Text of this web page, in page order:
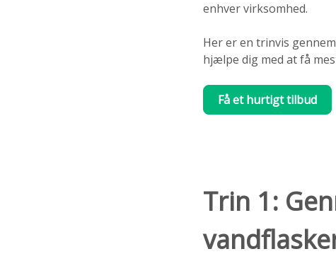
enhver virksomhed.
Her er en trinvis
hjælpe dig med at få
Få et hurtigt tilbud
Trin 1: